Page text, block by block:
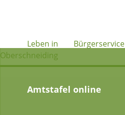
Leben in
Oberschneiding
Bürgerservice
Amtstafel online